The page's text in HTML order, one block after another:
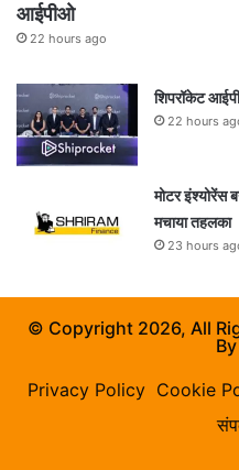
आईपीओ
22 hours ago
शिपरॉकेट
22 hours
मोटर इंश्योरेंस
मचाया तहलका
23 hours
© Copyright 2026, All
By
Privacy Policy Cookie